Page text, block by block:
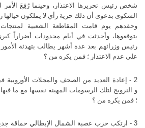
شخص رئيس تحريرها الاعتذار، وحينما رُفِعَ
الشكوى بدعوى أن ذلك حرية رأي لا يملكون حيالها
وحقدهم يوم قامت المقاطعة الشعبية لمنتجات
يتوقعوها، وأحدثت في أيام محدودات أضراراً
رئيس وزرائهم بعد عدة أشهر يطالب بتهدئة الأمور
على عدم الاعتذار ؛ فمن يكره من ؟
2 - إعادة العديد من الصحف والمجلات الأوروبية في فرنسا و إيطاليا
و النرويج لتلك الرسومات المهينة نفسها مع ما
؛ فمن يكره من ؟
3 - ارتكب حزب عصبة الشمال الإيطالي حماقة جديدة وخرجت صحيفة